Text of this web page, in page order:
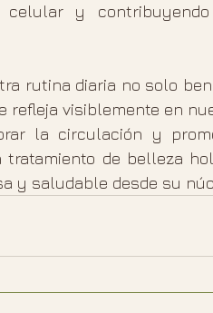
celular y
rutina diaria no solo
refleja visiblemente en
la circulación y
tratamiento de belleza
y saludable desde su